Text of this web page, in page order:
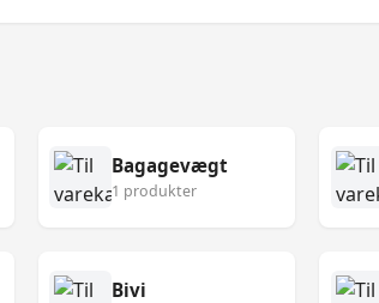
Bagagevægt
1 produkter
Bivi